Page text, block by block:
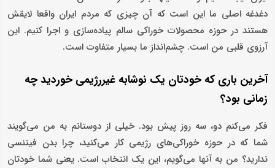
دغدغه اصلی ما این است که آن چیزی که مردم ایران واقعا لایقش
هستند در حوزه محصولات خوراکی سالم پیاده‌سازی و اجرا کنیم. این
آرزوی قلبی من است. چشم‌انداز ما بسیار متفاوت است.
آخرین باری که خودتان یک نوشابه غیررژیمی خوردید چه
زمانی بود؟
فکر می‌کنم دو، سه روز پیش بود. خیلی از دوستانم به من می‌گویند
شما که در حوزه خوراکی‌های رژیمی کار می‌کنید، چرا بدن فیتنسی
ندارید؟ من به آنها می‌گویم، این یک انتخاب است. یعنی شما خودتان